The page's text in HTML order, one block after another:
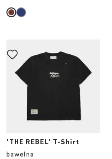
'THE REBEL' T-Shirt
bawełna
koloru
spowoduje
zmianę
zdjęcia